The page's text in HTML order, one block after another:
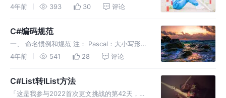
具体的代码可以到《设计模式（十五）之观察者
类中定义了构造函数，代码如下： 大家注意，
我这个构造函数中是有参数的
4年前 393 30 评论
C#编码规范
一、 命名惯例和规范 注： Pascal：大小写形式
－所有单词第一个字母大写，其他字母小写。
词第一个字母大写，其他字母小写。 1：类名使
用 Pascal 大
4年前 541 28 评论
C#List转IList方法
「这是我参与2022首次更文挑战的第42天，活